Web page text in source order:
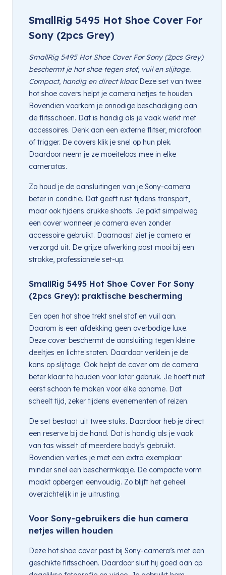
SmallRig 5495 Hot Shoe Cover For
Sony (2pcs Grey)
SmallRig 5495 Hot Shoe Cover For Sony (2pcs Grey)
beschermt je hot shoe tegen stof, vuil en slijtage.
Compact, handig en direct klaar.Deze set van twee
hot shoe covers helpt je camera netjes te houden.
Bovendien voorkom je onnodige beschadiging aan
de flitsschoen. Dat is handig als je vaak werkt met
accessoires. Denk aan een externe flitser, microfoon
of trigger. De covers klik je snel op hun plek.
Daardoor neem je ze moeiteloos mee in elke
cameratas.
Zo houd je de aansluitingen van je Sony-camera
beter in conditie. Dat geeft rust tijdens transport,
maar ook tijdens drukke shoots. Je pakt simpelweg
een cover wanneer je camera even zonder
accessoire gebruikt. Daarnaast ziet je camera er
verzorgd uit. De grijze afwerking past mooi bij een
strakke, professionele set-up.
SmallRig 5495 Hot Shoe Cover For Sony
(2pcs Grey): praktische bescherming
Een open hot shoe trekt snel stof en vuil aan.
Daarom is een afdekking geen overbodige luxe.
Deze cover beschermt de aansluiting tegen kleine
deeltjes en lichte stoten. Daardoor verklein je de
kans op slijtage. Ook helpt de cover om de camera
beter klaar te houden voor later gebruik. Je hoeft niet
eerst schoon te maken voor elke opname. Dat
scheelt tijd, zeker tijdens evenementen of reizen.
De set bestaat uit twee stuks. Daardoor heb je direct
een reserve bij de hand. Dat is handig als je vaak
van tas wisselt of meerdere body’s gebruikt.
Bovendien verlies je met een extra exemplaar
minder snel een beschermkapje. De compacte vorm
maakt opbergen eenvoudig. Zo blijft het geheel
overzichtelijk in je uitrusting.
Voor Sony-gebruikers die hun camera
netjes willen houden
Deze hot shoe cover past bij Sony-camera’s met een
geschikte flitsschoen. Daardoor sluit hij goed aan op